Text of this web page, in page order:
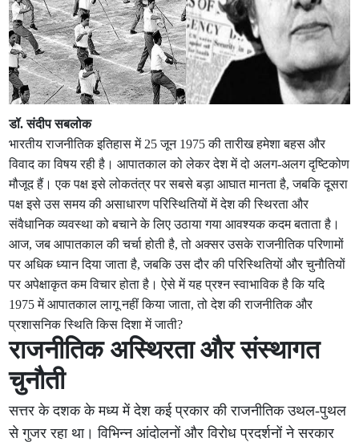
डॉ. संदीप सबलोक
भारतीय राजनीतिक इतिहास में 25 जून 1975 की तारीख हमेशा बहस और
विवाद का विषय रही है। आपातकाल को लेकर देश में दो अलग-अलग दृष्टिकोण
मौजूद हैं। एक पक्ष इसे लोकतंत्र पर सबसे बड़ा आघात मानता है, जबकि दूसरा
पक्ष इसे उस समय की असाधारण परिस्थितियों में देश की स्थिरता और
संवैधानिक व्यवस्था को बचाने के लिए उठाया गया आवश्यक कदम बताता है।
आज, जब आपातकाल की चर्चा होती है, तो अक्सर उसके राजनीतिक परिणामों
पर अधिक ध्यान दिया जाता है, जबकि उस दौर की परिस्थितियों और चुनौतियों
पर अपेक्षाकृत कम विचार होता है। ऐसे में यह प्रश्न स्वाभाविक है कि यदि
1975 में आपातकाल लागू नहीं किया जाता, तो देश की राजनीतिक और
प्रशासनिक स्थिति किस दिशा में जाती?
राजनीतिक अस्थिरता और संस्थागत
चुनौती
सत्तर के दशक के मध्य में देश कई प्रकार की राजनीतिक उथल-पुथल
से गुजर रहा था। विभिन्न आंदोलनों और विरोध प्रदर्शनों ने सरकार